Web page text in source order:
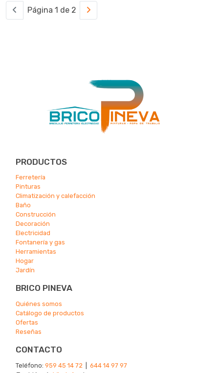
Página 1 de 2
PRODUCTOS
Ferretería
Pinturas
Climatización y calefacción
Baño
Construcción
Decoración
Electricidad
Fontanería y gas
Herramientas
Hogar
Jardín
BRICO PINEVA
Quiénes somos
Catálogo de productos
Ofertas
Reseñas
CONTACTO
Teléfono: 959 45 14 72
644 14 97 97